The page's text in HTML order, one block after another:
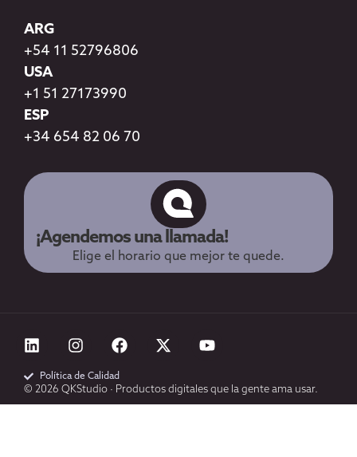
ARG
+54 11 52796806
USA
+1 51 27173990
ESP
+34 654 82 06 70
¡Agendemos una llamada!
Elige el horario que mejor te quede.
© 2026 QKStudio · Productos digitales que la gente ama usar.
Política de Calidad